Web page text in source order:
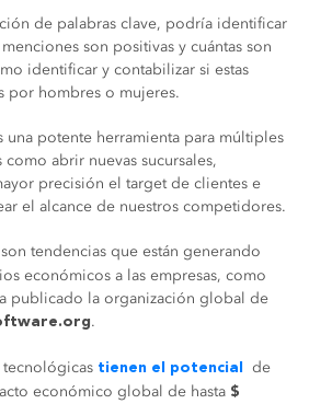
de palabras clave, podría identificar
son positivas y cuántas son
identificar y contabilizar si estas
por hombres o mujeres.
una potente herramienta para múltiples
abrir nuevas sucursales,
precisión el target de clientes e
el alcance de nuestros competidores.
son tendencias que están generando
económicos a las empresas, como
publicado la organización global de
.
tecnológicas tienen el potencial
de
económico global de hasta $